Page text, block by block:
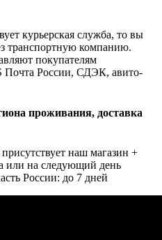
курьерская служба, то вы
транспортную компанию.
покупателям
Почта России, СДЭК, авито-
проживания, доставка
наш магазин +
или на следующий день
России: до 7 дней